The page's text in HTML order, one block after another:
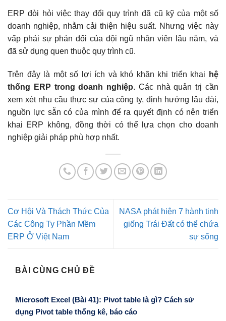
ERP đòi hỏi việc thay đổi quy trình đã cũ kỹ của một số
doanh nghiệp, nhằm cải thiện hiệu suất. Nhưng việc này
vấp phải sự phản đối của đội ngũ nhân viên lâu năm, và
đã sử dụng quen thuộc quy trình cũ.
Trên đây là một số lợi ích và khó khăn khi triển khai
hệ
thống ERP trong doanh nghiệp. Các nhà quản trị cần
xem xét nhu cầu thực sự của công ty, định hướng lâu dài,
nguồn lực sẵn có của mình để ra quyết định có nên triển
khai ERP không, đồng thời có thể lựa chọn cho doanh
nghiệp giải pháp phù hợp nhất.
Cơ Hội Và Thách Thức Của
Các Công Ty Phần Mềm
ERP Ở Việt Nam
NASA phát hiện 7 hành tinh
giống Trái Đất có thể chứa
sự sống
BÀI CÙNG CHỦ ĐỀ
Microsoft Excel (Bài 41): Pivot table là gì? Cách sử
dụng Pivot table thống kê, báo cáo